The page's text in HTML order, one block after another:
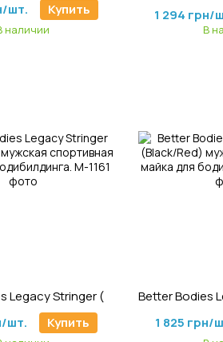
шт.
Купить
наличии
1 294 грн/
В
Better Bodies Legacy Stringer (Black/Grey) мужская спортивная майка для бодибилдинга.
шт.
Купить
1 825 грн/